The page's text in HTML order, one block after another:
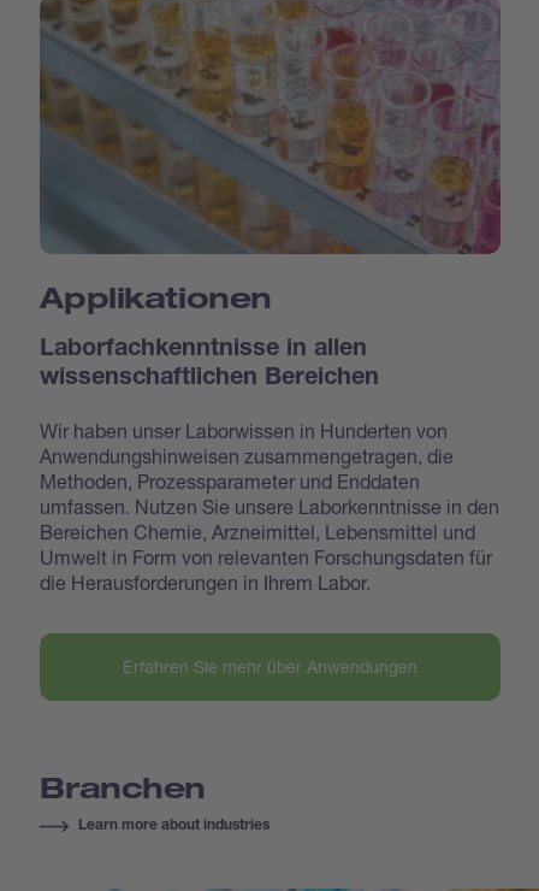
Applikationen
Laborfachkenntnisse in allen
wissenschaftlichen Bereichen
Wir haben unser Laborwissen in Hunderten von
Anwendungshinweisen zusammengetragen, die
Methoden, Prozessparameter und Enddaten
umfassen. Nutzen Sie unsere Laborkenntnisse in den
Bereichen Chemie, Arzneimittel, Lebensmittel und
Umwelt in Form von relevanten Forschungsdaten für
die Herausforderungen in Ihrem Labor.
Erfahren Sie mehr über Anwendungen
Branchen
Learn more about industries